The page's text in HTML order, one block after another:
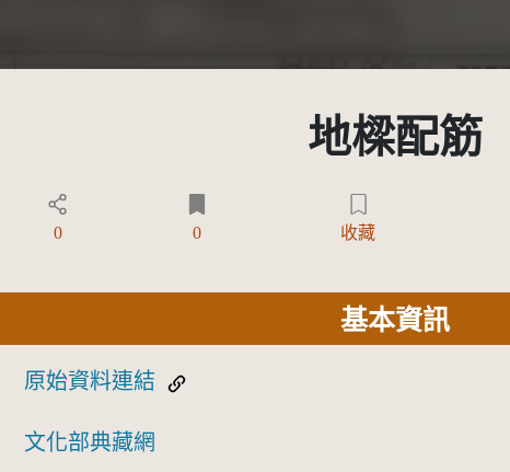
地樑配筋
0 0 收藏
基本資訊
原始資料連結
文化部典藏網